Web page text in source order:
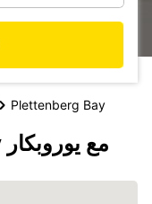
Plettenberg Bay
اكتشف Plettenberg Bay مع يوروبكار